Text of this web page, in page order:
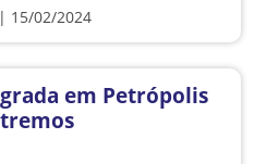
15/02/2024
em Petrópolis